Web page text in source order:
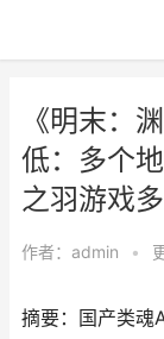
《明末：
低：多个
之羽游戏
作者： admin •
摘要：国产类魂